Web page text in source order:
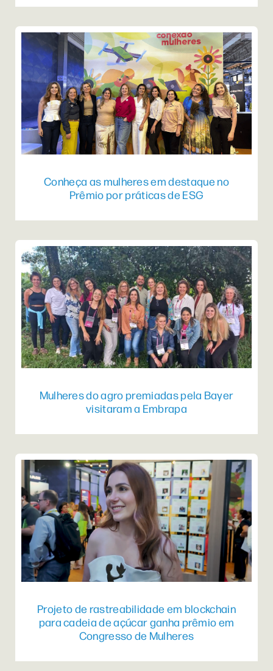
Conheça as mulheres em destaque no
Prêmio por práticas de ESG
Mulheres do agro premiadas pela Bayer
visitaram a Embrapa
Projeto de rastreabilidade em blockchain
para cadeia de açúcar ganha prêmio em
Congresso de Mulheres